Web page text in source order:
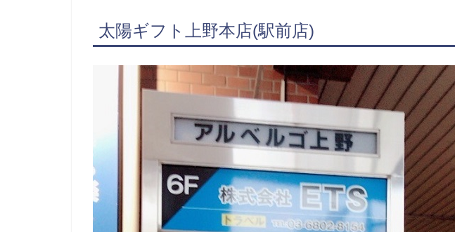
太陽ギフト上野本店(駅前店)